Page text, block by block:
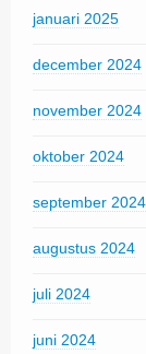
januari 2025
december 2024
november 2024
oktober 2024
september 2024
augustus 2024
juli 2024
juni 2024